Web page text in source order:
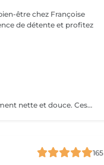
être chez Françoise
de détente et profitez
L'épilation à la cire rend la peau parfaitement nette et douce. Cest un art exigeant, qui nécessite des cires de qualité et un réel savoir-faire. Nous avons sélectionné des cires dexception Perron Rigaux, qui vous garantissent une épilation tout en douceur en respectant votre peau, et une repousse vraiment moins rapide.
165